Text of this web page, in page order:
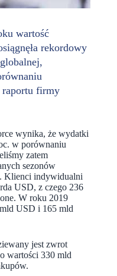
wartość
rekordowy
raportu firmy
wynika, że wydatki
w porównaniu
zatem
sezonów
Klienci indywidualni
USD, z czego 236
W roku 2019
USD i 165 mld
jest zwrot
wartości 330 mld